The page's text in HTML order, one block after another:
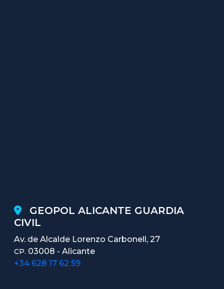
GEOPOL ALICANTE GUARDIA
CIVIL
Av. de Alcalde Lorenzo Carbonell, 27
CP. 03008 - Alicante
+34 628 17 62 59